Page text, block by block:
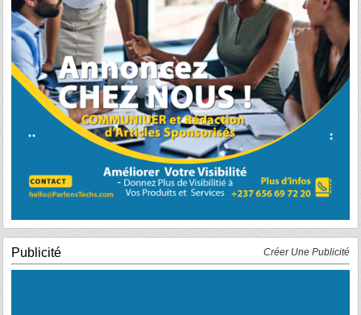
Publicité Créer Une Publicité